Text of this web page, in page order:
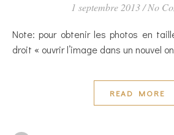
1 septembre 2013/ No
Note: pour obtenir les photos en taille réelle, un petit clic
droit « ouvrir l’image dans un nouvel
READ MORE